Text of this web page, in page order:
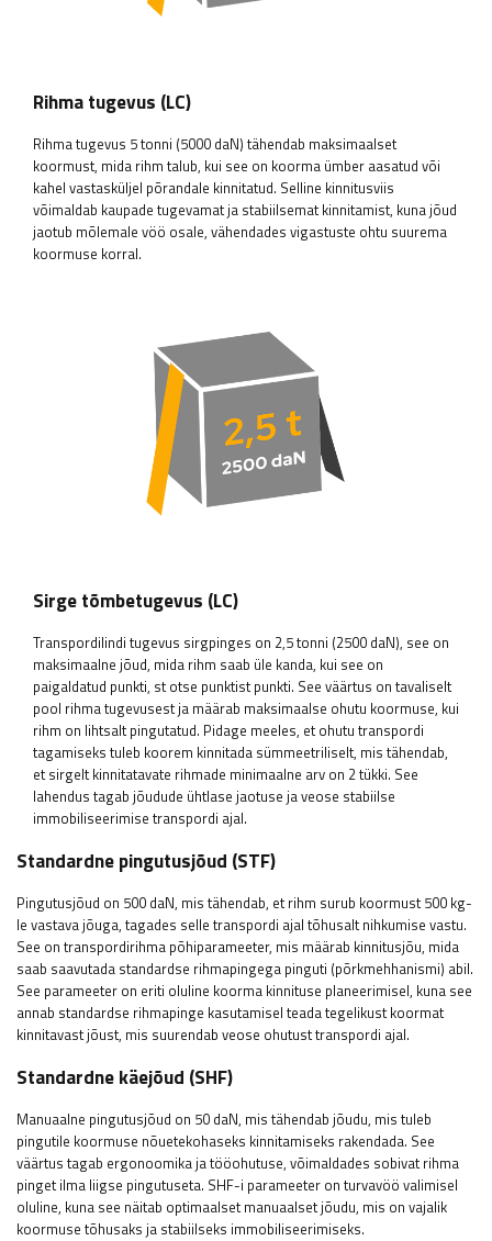
Rihma tugevus (LC)
Rihma tugevus 5 tonni (5000 daN) tähendab maksimaalset
koormust, mida rihm talub, kui see on koorma ümber aasatud või
kahel vastasküljel põrandale kinnitatud. Selline kinnitusviis
võimaldab kaupade tugevamat ja stabiilsemat kinnitamist, kuna jõud
jaotub mõlemale vöö osale, vähendades vigastuste ohtu suurema
koormuse korral.
Sirge tõmbetugevus (LC)
Transpordilindi tugevus sirgpinges on 2,5 tonni (2500 daN), see on
maksimaalne jõud, mida rihm saab üle kanda, kui see on
paigaldatud punkti, st otse punktist punkti. See väärtus on tavaliselt
pool rihma tugevusest ja määrab maksimaalse ohutu koormuse, kui
rihm on lihtsalt pingutatud. Pidage meeles, et ohutu transpordi
tagamiseks tuleb koorem kinnitada sümmeetriliselt, mis tähendab,
et sirgelt kinnitatavate rihmade minimaalne arv on 2 tükki. See
lahendus tagab jõudude ühtlase jaotuse ja veose stabiilse
immobiliseerimise transpordi ajal.
Standardne pingutusjõud (STF)
Pingutusjõud on 500 daN, mis tähendab, et rihm surub koormust 500 kg-
le vastava jõuga, tagades selle transpordi ajal tõhusalt nihkumise vastu.
See on transpordirihma põhiparameeter, mis määrab kinnitusjõu, mida
saab saavutada standardse rihmapingega pinguti (põrkmehhanismi) abil.
See parameeter on eriti oluline koorma kinnituse planeerimisel, kuna see
annab standardse rihmapinge kasutamisel teada tegelikust koormat
kinnitavast jõust, mis suurendab veose ohutust transpordi ajal.
Standardne käejõud (SHF)
Manuaalne pingutusjõud on 50 daN, mis tähendab jõudu, mis tuleb
pingutile koormuse nõuetekohaseks kinnitamiseks rakendada. See
väärtus tagab ergonoomika ja tööohutuse, võimaldades sobivat rihma
pinget ilma liigse pingutuseta. SHF-i parameeter on turvavöö valimisel
oluline, kuna see näitab optimaalset manuaalset jõudu, mis on vajalik
koormuse tõhusaks ja stabiilseks immobiliseerimiseks.